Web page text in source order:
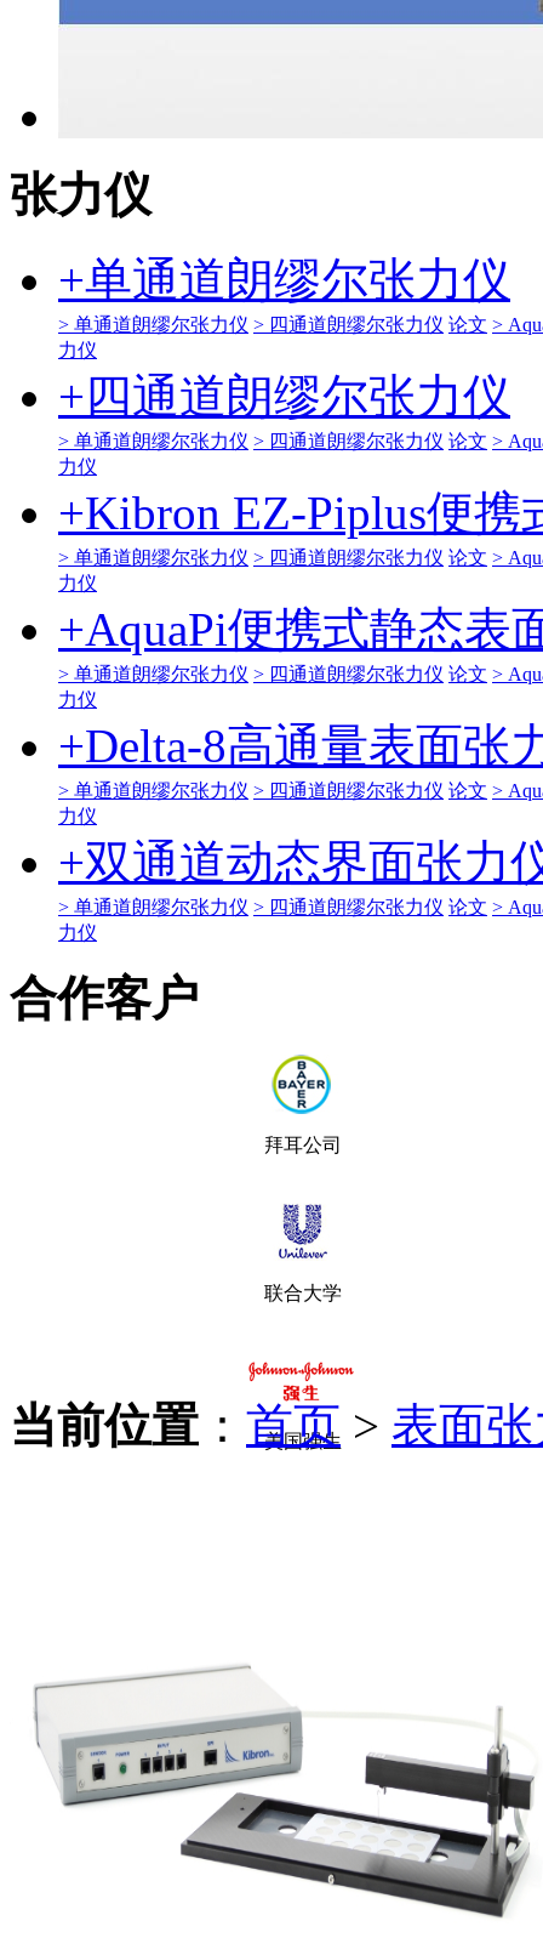
张力仪
+单通道朗缪尔张力仪
> 单通道朗缪尔张力仪 > 四通道朗缪尔张力仪 论文 >
力仪
+四通道朗缪尔张力仪
> 单通道朗缪尔张力仪 > 四通道朗缪尔张力仪 论文 >
力仪
+Kibron EZ-Piplus便
> 单通道朗缪尔张力仪 > 四通道朗缪尔张力仪 论文 >
力仪
+AquaPi便携式静态表
> 单通道朗缪尔张力仪 > 四通道朗缪尔张力仪 论文 >
力仪
+Delta-8高通量表面张
> 单通道朗缪尔张力仪 > 四通道朗缪尔张力仪 论文 >
力仪
+双通道动态界面张力
> 单通道朗缪尔张力仪 > 四通道朗缪尔张力仪 论文 >
力仪
合作客户
拜耳公司
联合大学
美国强生
当前位置 ： 首页 > 表面